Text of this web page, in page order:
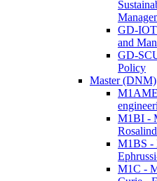
GD-IOT
and
GD-
Policy
Master (DNM)
M1BI -
M1BS -
M1C -